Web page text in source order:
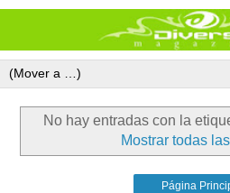
No hay entradas con la
Mostrar todas
Página